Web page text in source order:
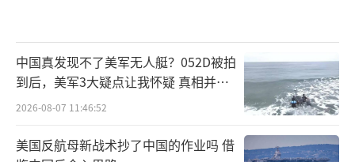
中国真发现不了美军无人艇？052D被拍
到后，美军3大疑点让我怀疑 真相并非
如此
2026-08-07 11:46:52
美国反航母新战术抄了中国的作业吗 借